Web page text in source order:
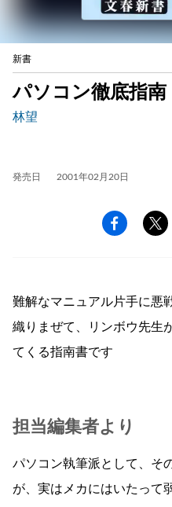
新書
パソコン徹底指南
林望
発売日 2001年02月20日
難解なマニュアル片手に悪
織りまぜて、リンボウ先生
てくる指南書です
担当編集者より
パソコン執筆派として、そ
が、実はメカにはいたって